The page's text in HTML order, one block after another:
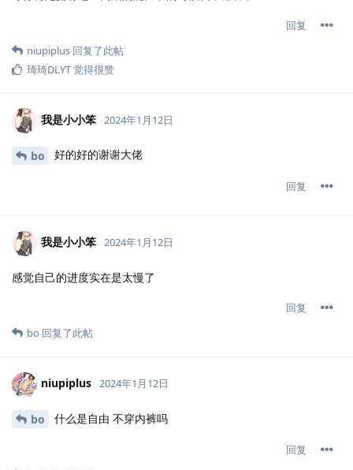
回复
niupiplus 回复了此帖
琦琦DLYT觉得很赞
我是小小笨 2024年1月12日
bo 好的好的谢谢大佬
回复
我是小小笨 2024年1月12日
感觉自己的进度实在是太慢了
回复
bo 回复了此帖
niupiplus 2024年1月12日
bo 什么是自由 不穿内裤吗
回复